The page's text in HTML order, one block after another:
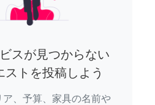
スが見つからない
ストを投稿しよう
ア、予算、家具の名前や